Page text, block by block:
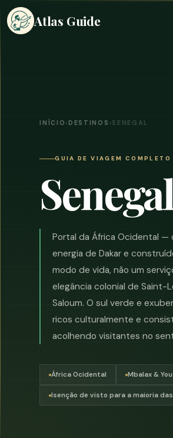
Atlas Guide
INÍCIO ›DESTINOS ›SENEGAL
GUIA DE VIAGEM
Portal da África Ocidental —
energia de Dakar e
modo de vida, não um
elegância colonial de Saint-
Saloum. O sul verde e
ricos culturalmente e
acolhendo visitantes no
África Ocidental Mbalax &
Isenção de visto para a maioria das